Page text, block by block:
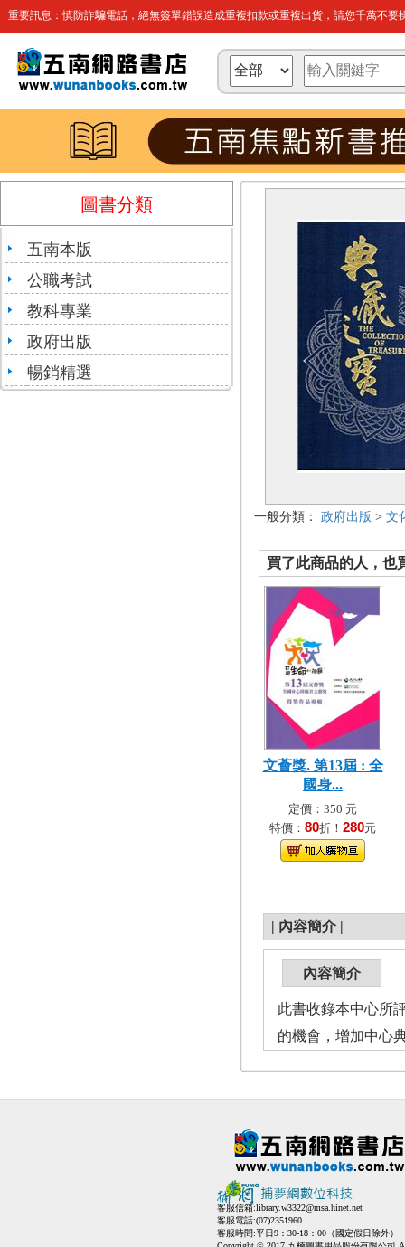
重要訊息：慎防詐騙電話，絕無簽單錯誤造成重複扣款或重複出貨，請您千萬不要
圖書分類
五南本版
公職考試
教科專業
政府出版
暢銷精選
一般分類： 政府出版 > 文
買了此商品的人，也
文薈獎. 第13屆 : 全
國身...
定價：350 元
特價： 80折！ 280元
| 內容簡介 |
內容簡介
此書收錄本中心所
的機會，增加中心
客服信箱:library.w3322@msa.hinet.net
客服電話:(07)2351960
客服時間:平日9：30-18：00（國定假日除外）